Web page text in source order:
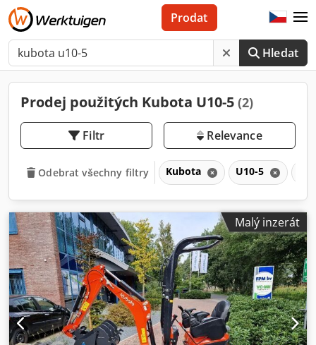
Hledat
Prodat
Prodej použitých Kubota U10-5 (2)
Filtr Relevance
Odebrat všechny filtry Kubota U10-5
Malý inzerát